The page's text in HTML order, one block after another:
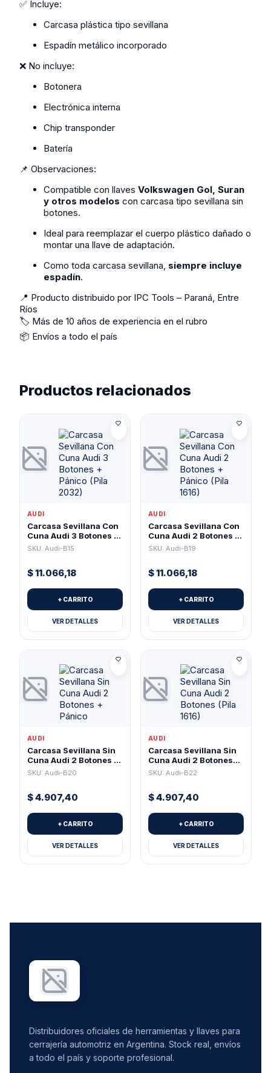
✅ Incluye:
Carcasa plástica tipo sevillana
Espadín metálico incorporado
❌ No incluye:
Botonera
Electrónica interna
Chip transponder
Batería
📌 Observaciones:
Compatible con llaves Volkswagen Gol, Suran
y otros modelos con carcasa tipo sevillana sin
botones.
Ideal para reemplazar el cuerpo plástico dañado o
montar una llave de adaptación.
Como toda carcasa sevillana, siempre incluye
espadín.
📍 Producto distribuido por IPC Tools – Paraná, Entre
Ríos
🏷️ Más de 10 años de experiencia en el rubro
📦 Envíos a todo el país
Productos relacionados
AUDI
Carcasa Sevillana Con
Cuna Audi 3 Botones +
Pánico (Pila 2032)
SKU: Audi-B15
$11.066,18
+ CARRITO
VER DETALLES
AUDI
Carcasa Sevillana Con
Cuna Audi 2 Botones +
Pánico (Pila 1616)
SKU: Audi-B19
$11.066,18
+ CARRITO
VER DETALLES
AUDI
Carcasa Sevillana Sin
Cuna Audi 2 Botones +
Pánico
SKU: Audi-B20
$4.907,40
+ CARRITO
VER DETALLES
AUDI
Carcasa Sevillana Sin
Cuna Audi 2 Botones
(Pila 1616)
SKU: Audi-B22
$4.907,40
+ CARRITO
VER DETALLES
Distribuidores oficiales de herramientas y llaves para
cerrajería automotriz en Argentina. Stock real, envíos
a todo el país y soporte profesional.